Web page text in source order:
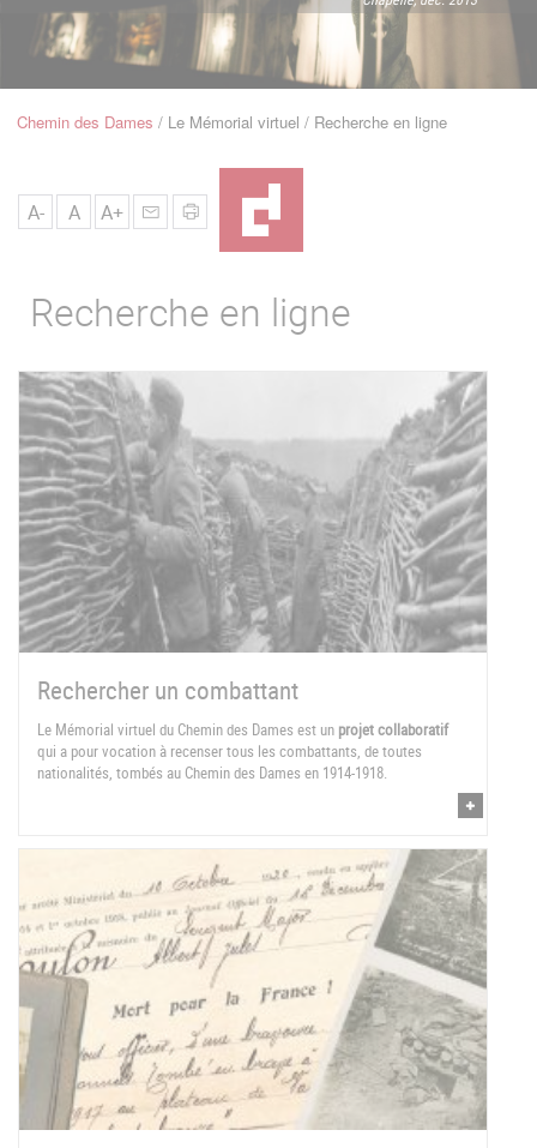
Navigation
Fil
Chemin des Dames Le Mémorial virtuel Recherche en ligne
A- A A+
Recherche en ligne
Rechercher un combattant
Le Mémorial virtuel du Chemin des Dames est un projet collaboratif
qui a pour vocation à recenser tous les combattants, de toutes
nationalités, tombés au Chemin des Dames en 1914-1918.